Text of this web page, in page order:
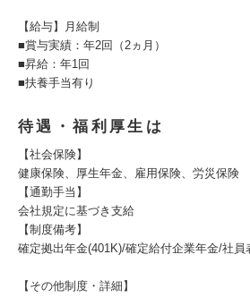
【給与】月給制
■賞与実績：年2回（2ヵ月）
■昇給：年1回
■扶養手当有り
待遇・福利厚生は
【社会保険】
健康保険、厚生年金、雇用保険、労災保険
【通勤手当】
会社規定に基づき支給
【制度備考】
確定拠出年金(401K)/確定給付企業年金/社員
【その他制度・詳細】